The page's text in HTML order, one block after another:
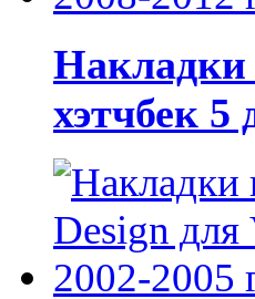
Накладки
хэтчбек 5